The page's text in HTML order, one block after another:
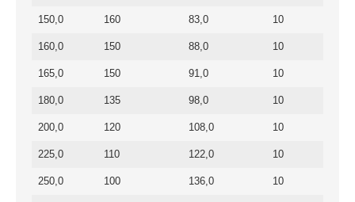
150,0 160 83,0 10
160,0 150 88,0 10
165,0 150 91,0 10
180,0 135 98,0 10
200,0 120 108,0 10
225,0 110 122,0 10
250,0 100 136,0 10